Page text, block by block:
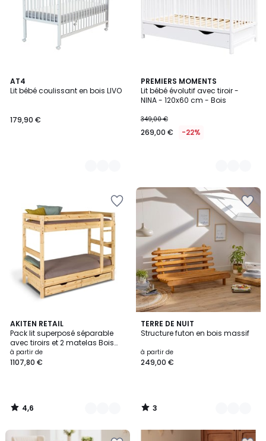
AT4
Lit bébé coulissant en bois LIVO
179,90 €
2
Couleurs
PREMIERS MOMENTS
Lit bébé évolutif avec tiroir -
NINA - 120x60 cm - Bois
349,00 €
269,00 € -22%
2
Couleurs
AKITEN RETAIL
Pack lit superposé séparable
avec tiroirs et 2 matelas Bois
massif AARON
à partir de
1107,80 €
4,6
/ 5
2
Couleurs
4,6
/
TERRE DE NUIT
Structure futon en bois massif
à partir de
249,00 €
3
/
4
Couleurs
3
/